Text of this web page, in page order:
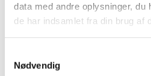
data med andre oplysninger, du
de har indsamlet fra din brug af
Nødvendig